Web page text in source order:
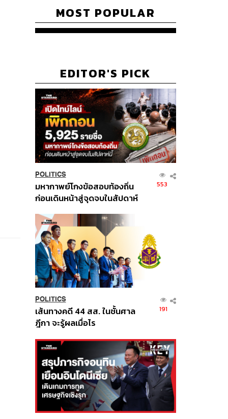
MOST POPULAR
EDITOR'S PICK
POLITICS
มหากาพย์โกงข้อสอบท้องถิ่น
ก่อนเดินหน้าสู่จุดจบในสัปดาห์
553
POLITICS
เส้นทางคดี 44 สส. ในชั้นศาล
ฎีกา จะรู้ผลเมื่อไร
191